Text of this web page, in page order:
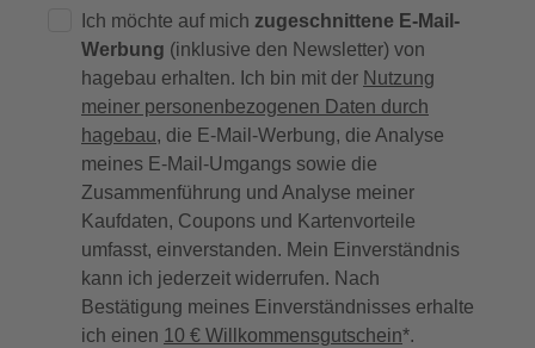
Ich möchte auf mich zugeschnittene E-Mail-
Werbung (inklusive den Newsletter) von
hagebau erhalten. Ich bin mit der Nutzung
meiner personenbezogenen Daten durch
hagebau, die E-Mail-Werbung, die Analyse
meines E-Mail-Umgangs sowie die
Zusammenführung und Analyse meiner
Kaufdaten, Coupons und Kartenvorteile
umfasst, einverstanden. Mein Einverständnis
kann ich jederzeit widerrufen. Nach
Bestätigung meines Einverständnisses erhalte
ich einen 10 € Willkommensgutschein*.